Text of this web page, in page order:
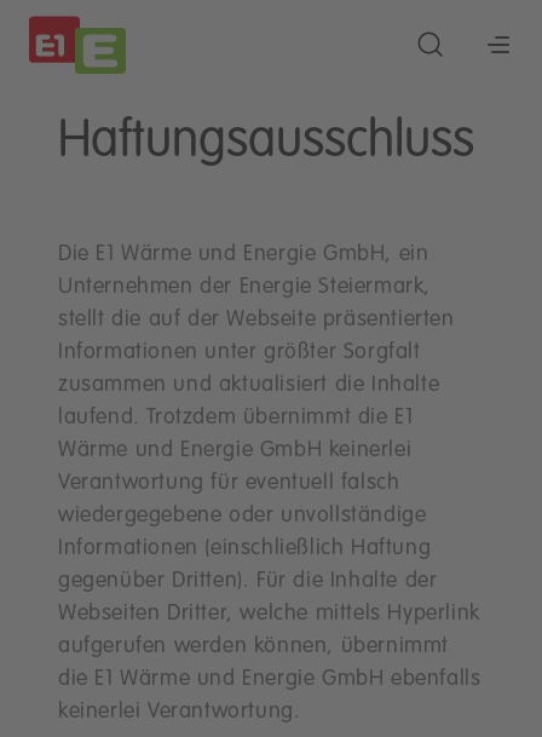
Haftungsausschluss
Die E1 Wärme und Energie GmbH, ein
Unternehmen der Energie Steiermark,
stellt die auf der Webseite präsentierten
Informationen unter größter Sorgfalt
zusammen und aktualisiert die Inhalte
laufend. Trotzdem übernimmt die E1
Wärme und Energie GmbH keinerlei
Verantwortung für eventuell falsch
wiedergegebene oder unvollständige
Informationen (einschließlich Haftung
gegenüber Dritten). Für die Inhalte der
Webseiten Dritter, welche mittels Hyperlink
aufgerufen werden können, übernimmt
die E1 Wärme und Energie GmbH ebenfalls
keinerlei Verantwortung.